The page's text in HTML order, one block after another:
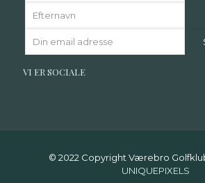
VI ER SOCIALE
© 2022 Copyright Værebro
UNIQUEPIXELS